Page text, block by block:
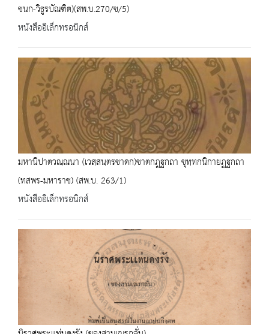
ชนก-วิธูรบัณฑิต)(สพ.บ.270/ข/5)
หนังสืออิเล็กทรอนิกส์
มหานิปาตวณฺณนา (เวสฺสนฺตรชาดก)ชาตกฎฐกถา ขุทฺทกนิกายฏฐกถา
(ทสพร-มหาราช) (สพ.บ. 263/1)
หนังสืออิเล็กทรอนิกส์